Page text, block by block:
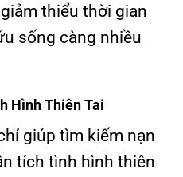
thiểu thời gian
sống càng nhiều
Hình Thiên Tai
giúp tìm kiếm nạn
tích tình hình thiên